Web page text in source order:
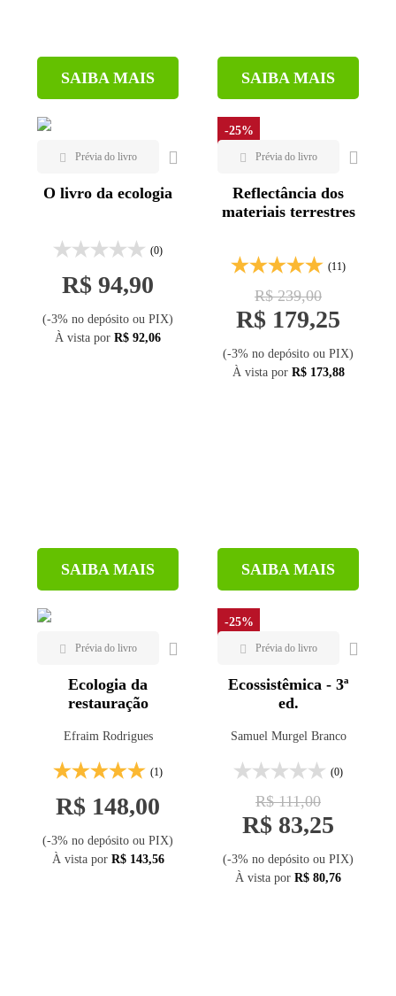
SAIBA MAIS SAIBA MAIS
O livro da ecologia
(0)
R$ 94,90
(-3% no depósito ou PIX)
À vista por R$ 92,06
SAIBA MAIS
-25%
Reflectância dos
materiais terrestres
(11)
R$ 239,00
R$ 179,25
(-3% no depósito ou PIX)
À vista por R$ 173,88
SAIBA MAIS
Ecologia da
restauração
Efraim Rodrigues
(1)
R$ 148,00
(-3% no depósito ou PIX)
À vista por R$ 143,56
-25%
Ecossistêmica - 3ª
ed.
Samuel Murgel Branco
(0)
R$ 111,00
R$ 83,25
(-3% no depósito ou PIX)
À vista por R$ 80,76